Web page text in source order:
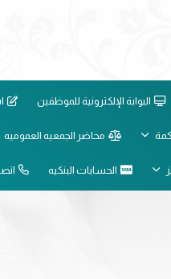
البوابة الإلكترونية للموظفين
محاضر الجمعيه العموميه
الحسابات البنكيه